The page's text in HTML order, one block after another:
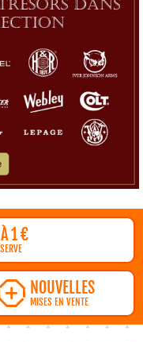
1 €
NOUVELLES
MISES EN VENTE